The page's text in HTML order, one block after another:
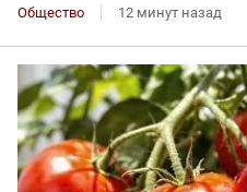
Общество 12 минут назад